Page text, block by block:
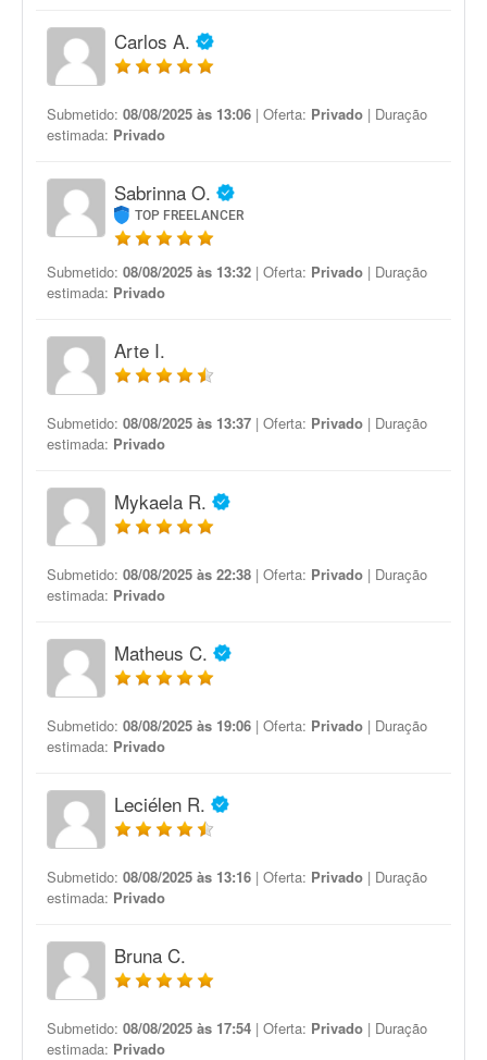
Carlos A.
Submetido: 08/08/2025 às 13:06 | Oferta: Privado | Duração
estimada: Privado
Sabrinna O.
TOP FREELANCER
Submetido: 08/08/2025 às 13:32 | Oferta: Privado | Duração
estimada: Privado
Arte I.
Submetido: 08/08/2025 às 13:37 | Oferta: Privado | Duração
estimada: Privado
Mykaela R.
Submetido: 08/08/2025 às 22:38 | Oferta: Privado | Duração
estimada: Privado
Matheus C.
Submetido: 08/08/2025 às 19:06 | Oferta: Privado | Duração
estimada: Privado
Leciélen R.
Submetido: 08/08/2025 às 13:16 | Oferta: Privado | Duração
estimada: Privado
Bruna C.
Submetido: 08/08/2025 às 17:54 | Oferta: Privado | Duração
estimada: Privado